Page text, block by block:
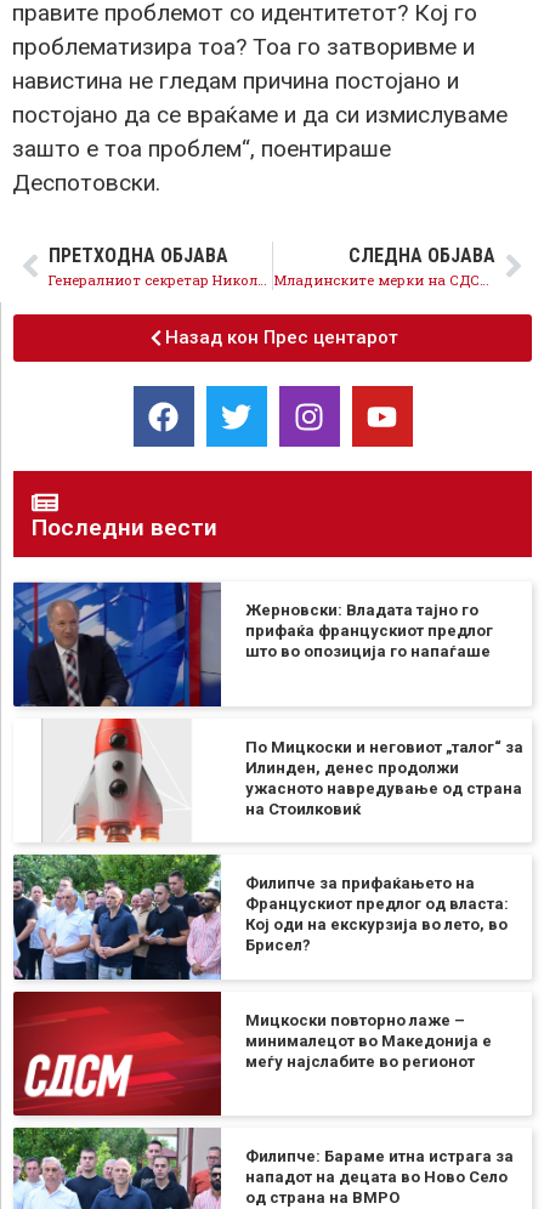
правите проблемот со идентитетот? Кој го
проблематизира тоа? Тоа го затворивме и
навистина не гледам причина постојано и
постојано да се враќаме и да си измислуваме
зашто е тоа проблем“, поентираше
Деспотовски.
ПРЕТХОДНА ОБЈАВА
Генералниот секретар Николовски: Сите професионалци да ја искористат можноста за самокандидирање на пратеничките листи на СДСМ
СЛЕДНА ОБЈАВА
Mладинските мерки на СДСМ поттикнуваат иновативност и обезбедуваат финансиска поддршка за успех на младите дома
Назад кон Прес центарот
Последни вести
Жерновски: Владата тајно го
прифаќа францускиот предлог
што во опозиција го напаѓаше
По Мицкоски и неговиот „талог“ за
Илинден, денес продолжи
ужасното навредување од страна
на Стоилковиќ
Филипче за прифаќањето на
Францускиот предлог од власта:
Кој оди на екскурзија во лето, во
Брисел?
Мицкоски повторно лаже –
минималецот во Македонија е
меѓу најслабите во регионот
Филипче: Бараме итна истрага за
нападот на децата во Ново Село
од страна на ВМРО